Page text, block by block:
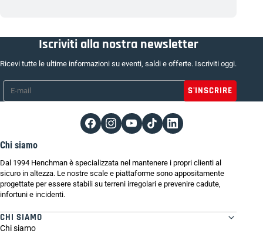
Iscriviti alla nostra newsletter
Ricevi tutte le ultime informazioni su eventi, saldi e offerte. Iscriviti oggi.
Chi siamo
Dal 1994 Henchman è specializzata nel mantenere i propri clienti al
sicuro in altezza. Le nostre scale e piattaforme sono appositamente
progettate per essere stabili su terreni irregolari e prevenire cadute,
infortuni e incidenti.
CHI SIAMO
Chi siamo